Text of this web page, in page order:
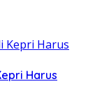
Harus